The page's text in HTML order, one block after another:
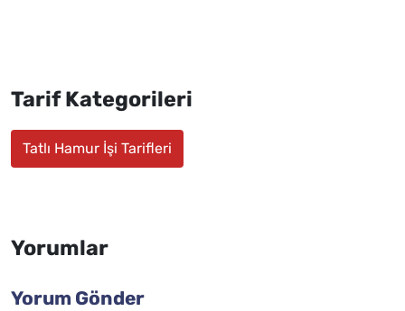
Tarif Kategorileri
Tatlı Hamur İşi Tarifleri
Yorumlar
Yorum Gönder